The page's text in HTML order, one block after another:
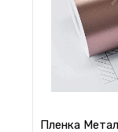
Пленка